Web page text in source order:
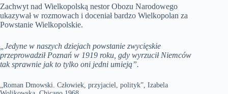
Zachwyt nad Wielkopolską nestor Obozu Narodowego
ukazywał w rozmowach i doceniał bardzo Wielkopolan za
Powstanie Wielkopolskie.
„Jedyne w naszych dziejach powstanie zwycięskie
przeprowadził Poznań w 1919 roku, gdy wyrzucił Niemców
tak sprawnie jak to tylko oni jedni umieją”.
„Roman Dmowski. Człowiek, przyjaciel, polityk”, Izabela